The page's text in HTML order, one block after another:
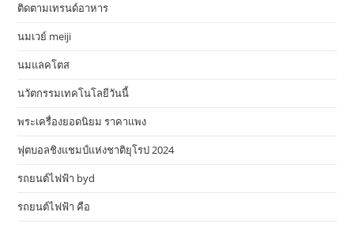
ติดตามเทรนด์อาหาร
นมเวย์ meiji
นมแลคโตส
นวัตกรรมเทคโนโลยีวันนี้
พระเครื่องยอดนิยม ราคาแพง
ฟุตบอลชิงแชมป์แห่งชาติยุโรป 2024
รถยนต์ไฟฟ้า byd
รถยนต์ไฟฟ้า คือ